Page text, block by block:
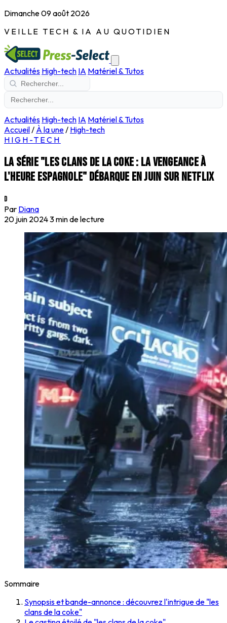
Dimanche 09 août 2026
VEILLE TECH & IA AU QUOTIDIEN
Actualités High-tech IA Matériel & Tutos
Actualités High-tech IA Matériel & Tutos
Accueil/ À la une/ High-tech
HIGH-TECH
La série "Les clans de la coke : la vengeance à
l'heure espagnole" débarque en juin sur Netflix
D
Par Diana
20 juin 20243 min de lecture
Sommaire
Synopsis et bande-annonce : découvrez l'intrigue de "les
clans de la coke"